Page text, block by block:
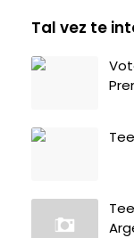
Tal vez te